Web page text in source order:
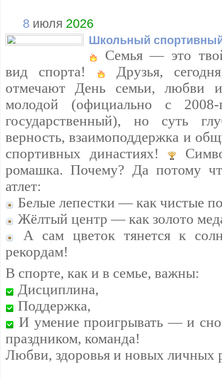
8 июля 2026
Школьный
Семья — это
вид спорта!
Друзья,
отмечают День семьи, любви
молодой (официально с
государственный), но суть
верность, взаимоподдержка и
спортивных династиях!
ромашка. Почему? Да потому
атлет:
Белые лепестки — как чистые
Жёлтый центр — как золото
А сам цветок тянется к
рекордам!
В спорте, как и в семье, важны:
Дисциплина,
Поддержка,
И умение проигрывать — и
праздником, команда!
Любви, здоровья и новых личных